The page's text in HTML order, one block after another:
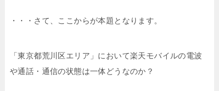
・・・さて、ここからが本題となります。
「東京都荒川区エリア 」において楽天モバイルの電波
や通話・通信の状態は一体どうなのか？